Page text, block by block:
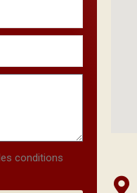
conditions